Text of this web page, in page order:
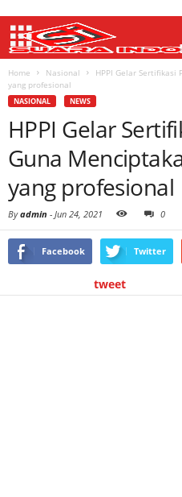
Home Nasional
HPPI Gelar Sertifikasi
yang profesional
NASIONAL NEWS
HPPI Gelar
Guna
yang profesional
Byadmin - Jun 24, 2021 0
Facebook Twitter
tweet